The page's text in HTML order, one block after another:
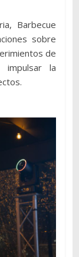
Barbecue
sobre
de
impulsar la